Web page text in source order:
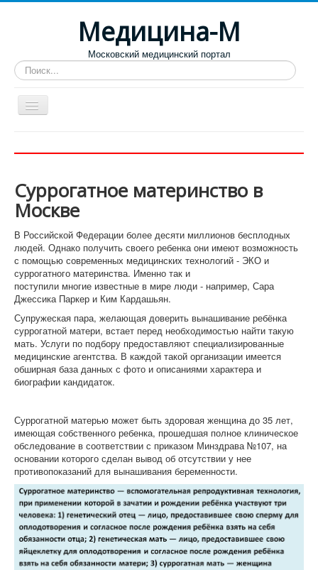
Медицина-М
Московский медицинский портал
Искать...
Роддома и женские консультации
Диспансеры
Лучшие специализированные клиники
Отзывы пациентов
Суррогатное материнство в
Москве
В Российской Федерации более десяти миллионов бесплодных
людей. Однако получить своего ребенка они имеют возможность
с помощью современных медицинских технологий - ЭКО и
суррогатного материнства. Именно так и
поступили многие известные в мире люди - например, Сара
Джессика Паркер и Ким Кардашьян.
Супружеская пара, желающая доверить вынашивание ребёнка
суррогатной матери, встает перед необходимостью найти такую
мать. Услуги по подбору предоставляют специализированные
медицинские агентства. В каждой такой организации имеется
обширная база данных с фото и описаниями характера и
биографии кандидаток.
Суррогатной матерью может быть здоровая женщина до 35 лет,
имеющая собственного ребенка, прошедшая полное клиническое
обследование в соответствии с приказом Минздрава №107, на
основании которого сделан вывод об отсутствии у нее
противопоказаний для вынашивания беременности.